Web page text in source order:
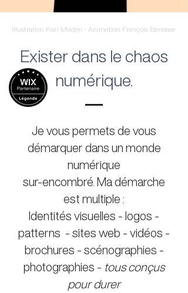
Illustration Kari Modén - Animation François Bénesse
Exister dans le chaos
numérique.
Je vous permets de vous
démarquer dans un monde
numérique
sur-encombré. Ma démarche
est multiple :
Identités visuelles - logos -
patterns - sites web - vidéos -
brochures - scénographies -
photographies - tous conçus
pour durer